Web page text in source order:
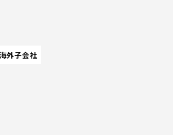
外子会社